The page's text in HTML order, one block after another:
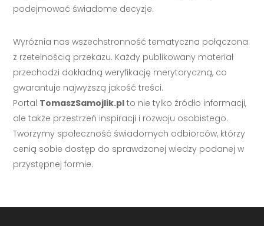
podejmować świadome decyzje.
Wyróżnia nas wszechstronność tematyczna połączona
z rzetelnością przekazu. Każdy publikowany materiał
przechodzi dokładną weryfikację merytoryczną, co
gwarantuje najwyższą jakość treści.
Portal TomaszSamojlik.pl to nie tylko źródło informacji,
ale także przestrzeń inspiracji i rozwoju osobistego.
Tworzymy społeczność świadomych odbiorców, którzy
cenią sobie dostęp do sprawdzonej wiedzy podanej w
przystępnej formie.